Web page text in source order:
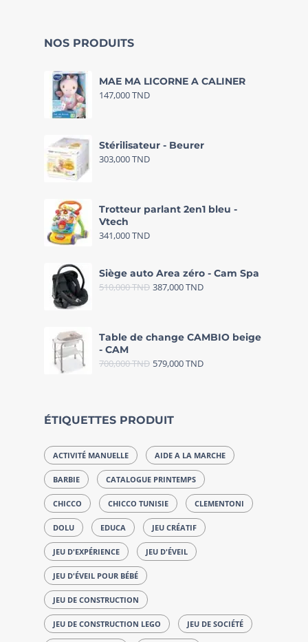
NOS PRODUITS
MAE MA LICORNE A CALINER
147,000TND
Stérilisateur - Beurer
303,000TND
Trotteur parlant 2en1 bleu -
Vtech
341,000TND
Siège auto Area zéro - Cam Spa
510,000TND 387,000TND
Table de change CAMBIO beige
- CAM
700,000TND 579,000TND
ÉTIQUETTES PRODUIT
ACTIVITÉ MANUELLE AIDE A LA MARCHE
BARBIE CATALOGUE PRINTEMPS
CHICCO CHICCO TUNISIE CLEMENTONI
DOLU EDUCA JEU CRÉATIF
JEU D'EXPÉRIENCE JEU D'ÉVEIL
JEU D'ÉVEIL POUR BÉBÉ
JEU DE CONSTRUCTION
JEU DE CONSTRUCTION LEGO JEU DE SOCIÉTÉ